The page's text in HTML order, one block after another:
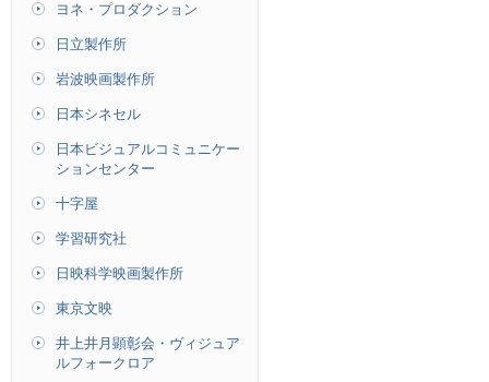
ヨネ・プロダクション
日立製作所
岩波映画製作所
日本シネセル
日本ビジュアルコミュニケー
ションセンター
十字屋
学習研究社
日映科学映画製作所
東京文映
井上井月顕彰会・ヴィジュア
ルフォークロア